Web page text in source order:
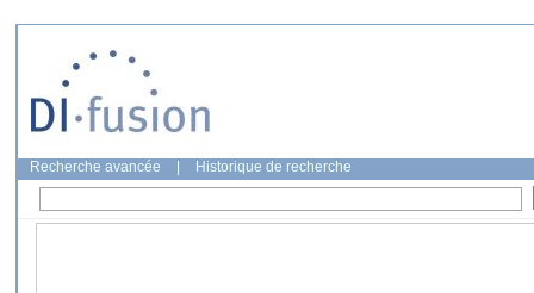
Recherche avancée Historique de recherche